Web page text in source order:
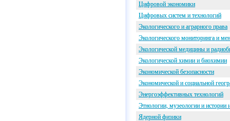
Цифровой экономики
Цифровых систем и технологий
Экологического и аграрного права
Экологического мониторинга и
Экологической медицины и
Экологической химии и биохимии
Экономической безопасности
Экономической и социальной
Энергоэффективных технологий
Этнологии, музеологии и истории
Ядерной физики